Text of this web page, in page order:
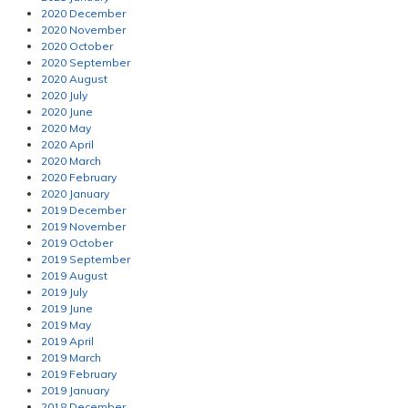
2020 December
2020 November
2020 October
2020 September
2020 August
2020 July
2020 June
2020 May
2020 April
2020 March
2020 February
2020 January
2019 December
2019 November
2019 October
2019 September
2019 August
2019 July
2019 June
2019 May
2019 April
2019 March
2019 February
2019 January